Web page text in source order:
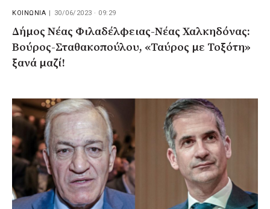
ΚΟΙΝΩΝΙΑ 30/06/2023 · 09:29
Δήμος Νέας Φιλαδέλφειας-Νέας Χαλκηδόνας:
Βούρος-Σταθακοπούλου, «Ταύρος με Τοξότη»
ξανά μαζί!